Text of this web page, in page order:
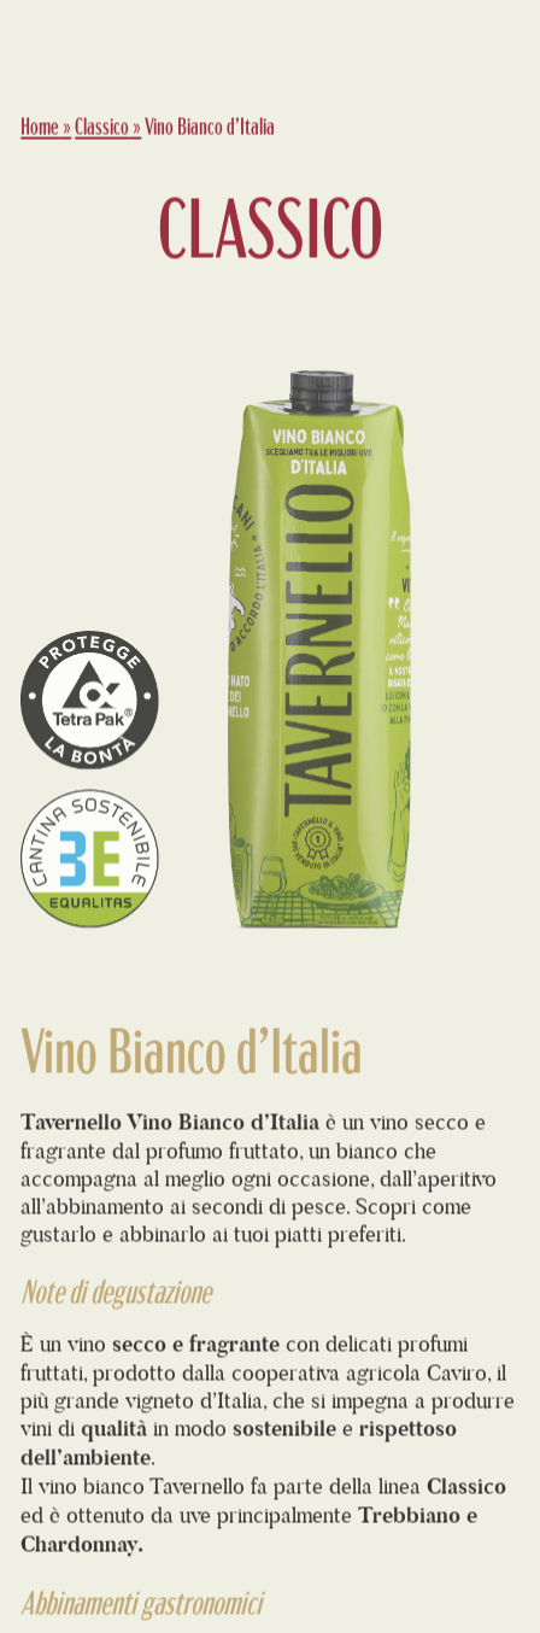
Home » Classico » Vino Bianco d’Italia
CLASSICO
Vino Bianco d’Italia
Tavernello Vino Bianco d’Italia è un vino secco e
fragrante dal profumo fruttato, un bianco che
accompagna al meglio ogni occasione, dall’aperitivo
all’abbinamento ai secondi di pesce. Scopri come
gustarlo e abbinarlo ai tuoi piatti preferiti.
Note di degustazione
È un vinosecco e fragrante con delicati profumi
fruttati, prodotto dalla cooperativa agricola Caviro, il
più grande vigneto d’Italia, che si impegna a produrre
vini di qualitàin modosostenibile erispettoso
dell’ambiente
Il vino bianco Tavernello fa parte della lineaClassico
ed è ottenuto da uve principalmenteTrebbiano e
Chardonnay.
Abbinamenti gastronomici